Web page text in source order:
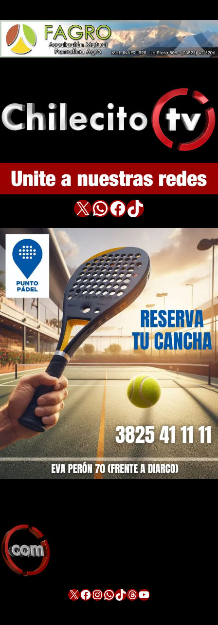
X WhatsApp Facebook TikTok
X Facebook InstagramWhatsApp TikTok Threads YouTube